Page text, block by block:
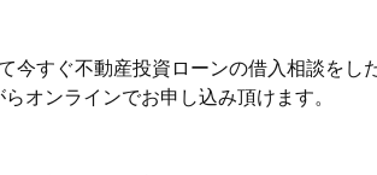
今すぐ不動産投資ローンの借入相談をし
オンラインでお申し込み頂けます。